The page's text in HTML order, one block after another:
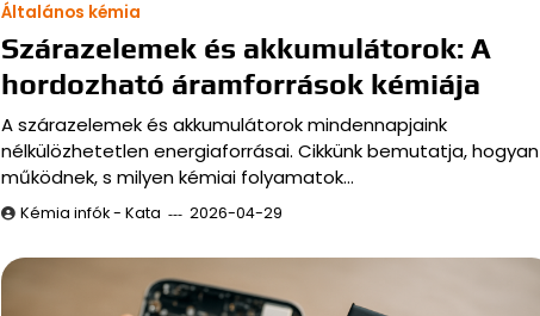
Általános kémia
Szárazelemek és akkumulátorok: A
hordozható áramforrások kémiája
A szárazelemek és akkumulátorok mindennapjaink
nélkülözhetetlen energiaforrásai. Cikkünk bemutatja, hogyan
működnek, s milyen kémiai folyamatok…
Kémia infók - Kata 2026-04-29